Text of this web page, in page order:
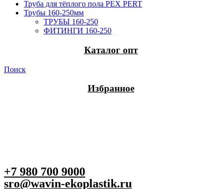
Труба для тёплого пола PEX PERT
Трубы 160-250мм
ТРУБЫ 160-250
ФИТИНГИ 160-250
Каталог опт
Поиск
Избранное
+7 980 700 9000
sro@wavin-ekoplastik.ru